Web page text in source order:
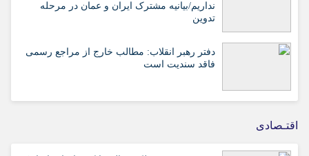
نداریم/بیانیه مشترک ایران و عمان در مرحله
تدوین
دفتر رهبر انقلاب: مطالب خارج از مراجع رسمی
فاقد سندیت است
اقتـصادی